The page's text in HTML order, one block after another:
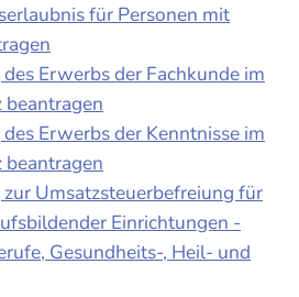
für Personen mit
Erwerbs der Fachkunde im
Erwerbs der Kenntnisse im
Umsatzsteuerbefreiung für
Einrichtungen -
Gesundheits-, Heil- und